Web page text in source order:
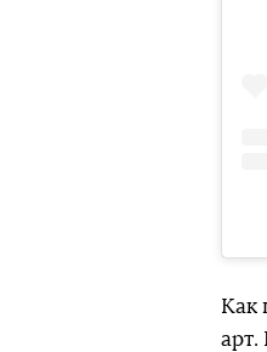
Как
арт.